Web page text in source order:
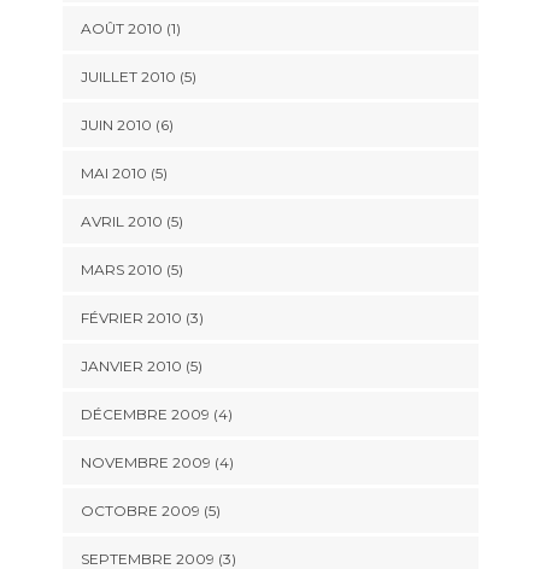
AOÛT 2010 (1)
JUILLET 2010 (5)
JUIN 2010 (6)
MAI 2010 (5)
AVRIL 2010 (5)
MARS 2010 (5)
FÉVRIER 2010 (3)
JANVIER 2010 (5)
DÉCEMBRE 2009 (4)
NOVEMBRE 2009 (4)
OCTOBRE 2009 (5)
SEPTEMBRE 2009 (3)